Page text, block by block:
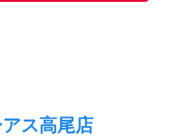
ス高尾店